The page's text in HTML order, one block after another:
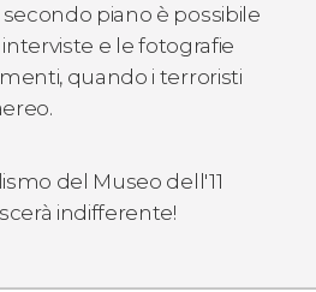
piano è possibile
e le fotografie
quando i terroristi
del Museo dell'11
indifferente!